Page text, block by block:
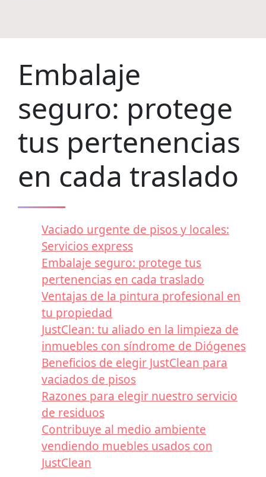
Embalaje
seguro: protege
tus pertenencias
en cada traslado
Vaciado urgente de pisos y locales:
Servicios express
Embalaje seguro: protege tus
pertenencias en cada traslado
Ventajas de la pintura profesional en
tu propiedad
JustClean: tu aliado en la limpieza de
inmuebles con síndrome de Diógenes
Beneficios de elegir JustClean para
vaciados de pisos
Razones para elegir nuestro servicio
de residuos
Contribuye al medio ambiente
vendiendo muebles usados con
JustClean